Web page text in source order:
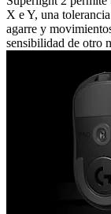
X e Y, una
agarre y
sensibilidad de otro